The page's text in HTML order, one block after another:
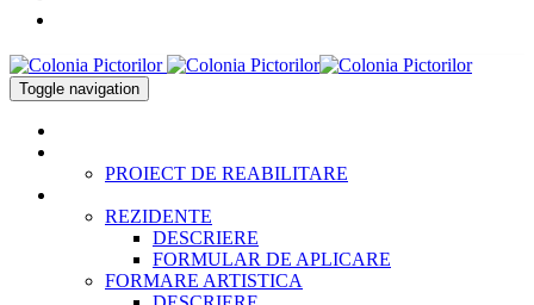
Toggle navigation
PROIECT DE REABILITARE
REZIDENTE
DESCRIERE
FORMULAR DE APLICARE
FORMARE ARTISTICA